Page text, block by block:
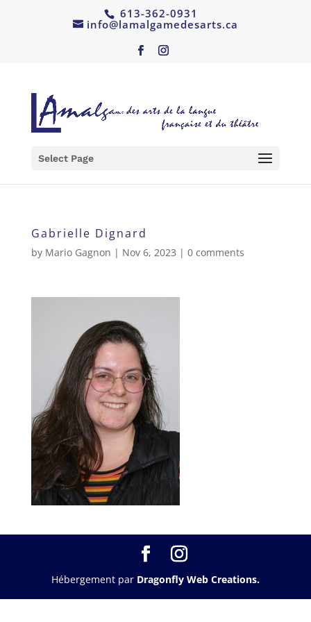
613-362-0931
info@lamalgamedesarts.ca
Select Page
Gabrielle Dignard
by Mario Gagnon | Nov 6, 2023 | 0 comments
Hébergement par Dragonfly Web Creations.